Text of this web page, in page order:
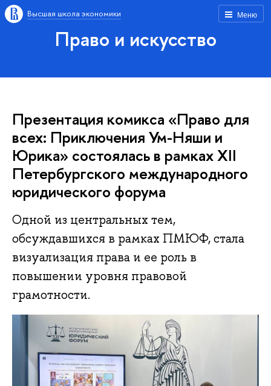
Меню
Высшая школа экономики
Право и искусство
Презентация комикса «Право для
всех: Приключения Ум-Няши и
Юрика» состоялась в рамках ХII
Петербургского международного
юридического форума
Одной из центральных тем,
обсуждавшихся в рамках ПМЮФ, стала
визуализация права и ее роль в
повышении уровня правовой
грамотности.